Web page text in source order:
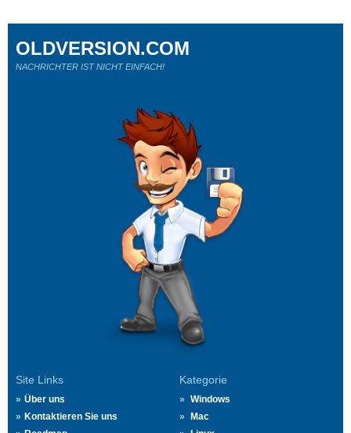
Site Links
Über uns
Kontaktieren Sie uns
Kategorie
Windows
Mac
OLDVERSION.COM
NACHRICHTER IST NICHT EINFACH!